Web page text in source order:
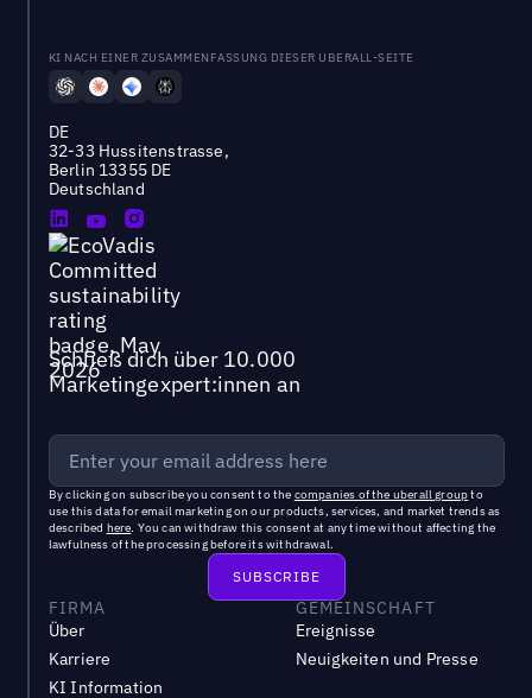
KI NACH EINER ZUSAMMENFASSUNG DIESER UBERALL-SEITE
DE
32-33 Hussitenstrasse,
Berlin 13355 DE
Deutschland
Schließ dich über 10.000
Marketingexpert:innen an
By clicking on subscribe you consent to the companies of the uberall groupto
use this data for email marketing on our products, services, and market trends as
described here. You can withdraw this consent at any time without affecting the
lawfulness of the processing before its withdrawal.
FIRMA
Über
Karriere
KI Information
GEMEINSCHAFT
Ereignisse
Neuigkeiten und Presse